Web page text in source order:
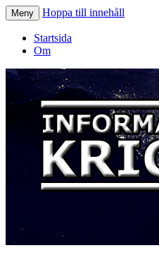
Meny Hoppa till innehåll
Startsida
Om